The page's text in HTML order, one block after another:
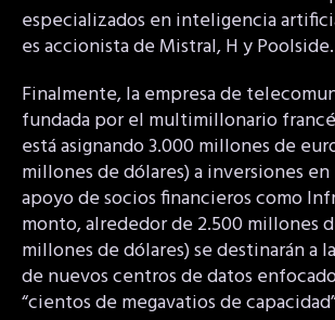
especializados en inteligencia
es accionista de Mistral, H y Poolside.
Finalmente, la empresa de
fundada por el multimillonario
está asignando 3.000 millones de
millones de dólares) a inversiones
apoyo de socios financieros como
monto, alrededor de 2.500 millones
millones de dólares) se destinarán a
de nuevos centros de datos
“cientos de megavatios de